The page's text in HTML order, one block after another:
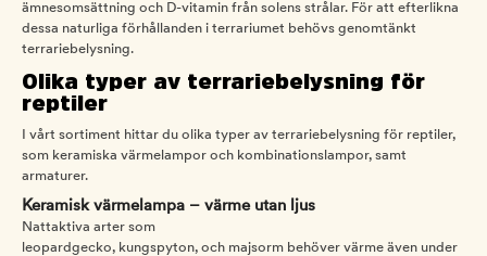
ämnesomsättning och D-vitamin från solens strålar. För att efterlikna
dessa naturliga förhållanden i terrariumet behövs genomtänkt
terrariebelysning.
Olika typer av terrariebelysning för
reptiler
I vårt sortiment hittar du olika typer av terrariebelysning för reptiler,
som keramiska värmelampor och kombinationslampor, samt
armaturer.
Keramisk värmelampa – värme utan ljus
Nattaktiva arter som
leopardgecko, kungspyton, och majsorm behöver värme även under